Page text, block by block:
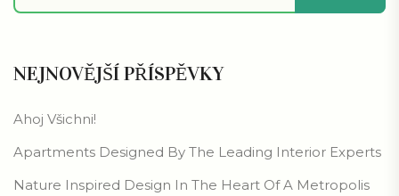
NEJNOVĚJŠÍ PŘÍSPĚVKY
Ahoj Všichni!
Apartments Designed By The Leading Interior Experts
Nature Inspired Design In The Heart Of A Metropolis